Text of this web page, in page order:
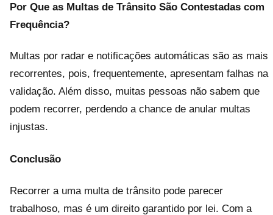
Por Que as Multas de Trânsito São Contestadas com
Frequência?
Multas por radar e notificações automáticas são as mais
recorrentes, pois, frequentemente, apresentam falhas na
validação. Além disso, muitas pessoas não sabem que
podem recorrer, perdendo a chance de anular multas
injustas.
Conclusão
Recorrer a uma multa de trânsito pode parecer
trabalhoso, mas é um direito garantido por lei. Com a